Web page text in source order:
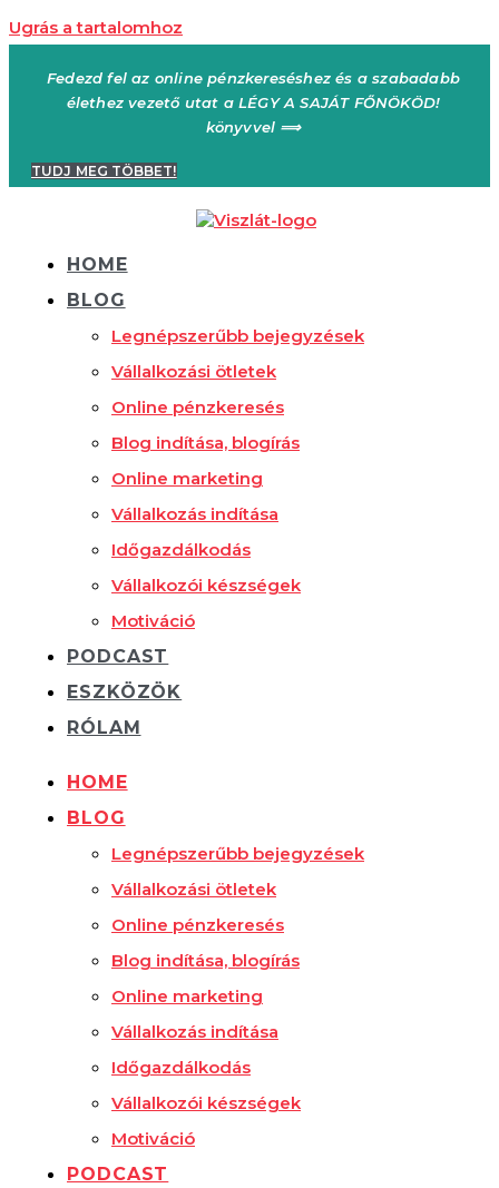
Ugrás a tartalomhoz
Fedezd fel az online pénzkereséshez és a szabadabb
élethez vezető utat a LÉGY A SAJÁT FŐNÖKÖD!
könyvvel ⟹
TUDJ MEG TÖBBET!
HOME
BLOG
Legnépszerűbb bejegyzések
Vállalkozási ötletek
Online pénzkeresés
Blog indítása, blogírás
Online marketing
Vállalkozás indítása
Időgazdálkodás
Vállalkozói készségek
Motiváció
PODCAST
ESZKÖZÖK
RÓLAM
HOME
BLOG
Legnépszerűbb bejegyzések
Vállalkozási ötletek
Online pénzkeresés
Blog indítása, blogírás
Online marketing
Vállalkozás indítása
Időgazdálkodás
Vállalkozói készségek
Motiváció
PODCAST